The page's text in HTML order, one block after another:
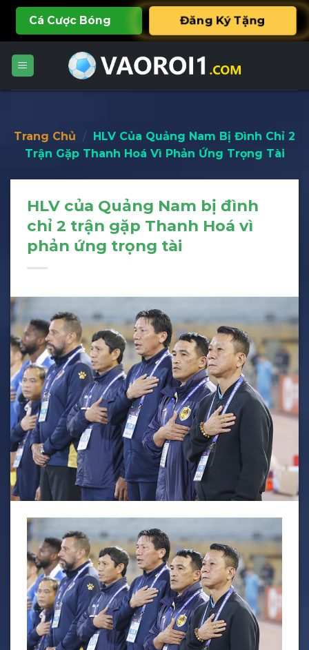
Skip
content
Cá Cược Bóng Đăng Ký Tặng
Trang Chủ / HLV Của Quảng Nam Bị Đình Chỉ 2
Trận Gặp Thanh Hoá Vì Phản Ứng Trọng Tài
HLV của Quảng Nam bị đình
chỉ 2 trận gặp Thanh Hoá vì
phản ứng trọng tài